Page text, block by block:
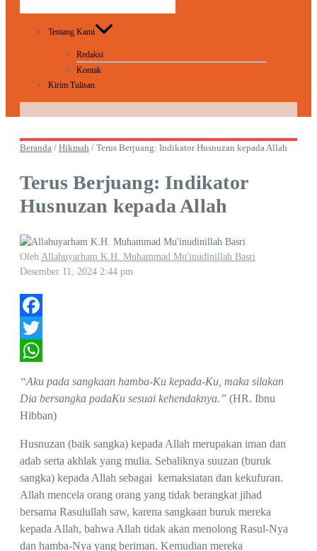
Tentang Kami
Redaksi
Kontak
Kirim Tulisan
Beranda / Hikmah / Terus Berjuang: Indikator Husnuzan kepada Allah
Terus Berjuang: Indikator
Husnuzan kepada Allah
Oleh Allahuyarham K.H. Muhammad Mu'inudinillah Basri
Desember 11, 2024 2:44 pm
Facebook
Twitter
“Aku pada sangkaan hamba-Ku kepada-Ku, maka silakan
Dia bersangka padaKu sesuai kehendaknya.” (HR. Ibnu
Hibban)
Husnuzan (baik sangka) kepada Allah merupakan iman dan
adab serta akhlak yang mulia. Sebaliknya suuzan (buruk
sangka) kepada Allah sebagai kemaksiatan dan kekufuran.
Allah mencela orang orang yang tidak berangkat jihad
bersama Rasulullah saw, karena sangkaan buruk mereka
kepada Allah, bahwa Allah tidak akan menolong Rasul-Nya
dan hamba-Nya yang beriman. Kemudian mereka